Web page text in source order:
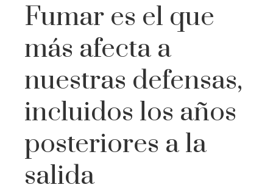
Fumar es el que
más afecta a
nuestras defensas,
incluidos los años
posteriores a la
salida